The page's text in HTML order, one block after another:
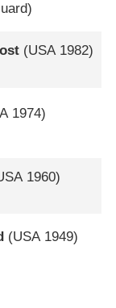
(USA1982)
1974)
1960)
(USA1949)